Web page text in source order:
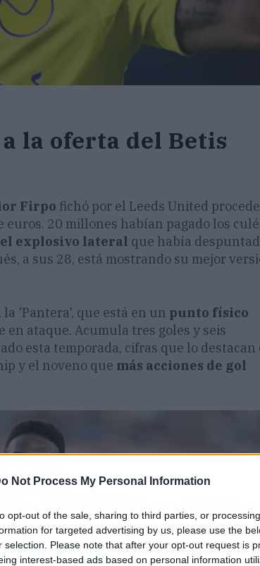
Not Process My Personal Information
opt-out of the sale, sharing to third parties, or
for targeted advertising by us, please use the
selection. Please note that after your opt-out request is
interest-based ads based on personal information
la oferta del Betis
Firpo fichó por el Leeds United
euros. 20 millones habían pagado los
explosivo lateral que había
a sus 28, está mostrando su mejor
'Pantera', que está en un punto físico
ataque. Acumula tres goles y seis
esta temporada, cifras que lo destacan
y el noveno que más acciones de gol